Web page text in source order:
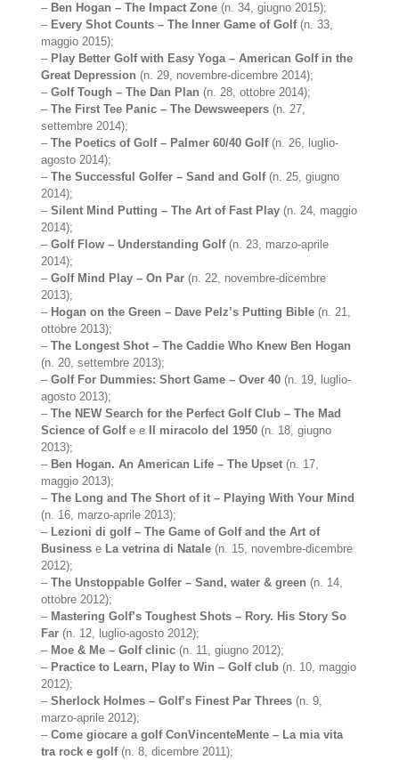
– Ben Hogan – The Impact Zone (n. 34, giugno 2015);
– Every Shot Counts – The Inner Game of Golf(n. 33,
maggio 2015);
– Play Better Golf with Easy Yoga – American Golf in the
Great Depression (n. 29, novembre-dicembre 2014);
–Golf Tough – The Dan Plan (n. 28, ottobre 2014);
–The First Tee Panic – The Dewsweepers (n. 27,
settembre 2014);
–The Poetics of Golf – Palmer 60/40 Golf(n. 26, luglio-
agosto 2014);
–The Successful Golfer – Sand and Golf(n. 25, giugno
2014);
–Silent Mind Putting – The Art of Fast Play (n. 24, maggio
2014);
–Golf Flow – Understanding Golf(n. 23, marzo-aprile
2014);
–Golf Mind Play – On Par (n. 22, novembre-dicembre
2013);
– Hogan on the Green – Dave Pelz’s Putting Bible (n. 21,
ottobre 2013);
–The Longest Shot – The Caddie Who Knew Ben Hogan
(n. 20, settembre 2013);
–Golf For Dummies: Short Game – Over 40 (n. 19, luglio-
agosto 2013);
–The NEW Search for the Perfect Golf Club – The Mad
Science of Golfe e Il miracolo del 1950 (n. 18, giugno
2013);
– Ben Hogan. An American Life – The Upset (n. 17,
maggio 2013);
–The Long and The Short of it – Playing With Your Mind
(n. 16, marzo-aprile 2013);
– Lezioni di golf – The Game of Golf and the Art of
Business e La vetrina di Natale (n. 15, novembre-dicembre
2012);
–The Unstoppable Golfer – Sand, water & green (n. 14,
ottobre 2012);
– Mastering Golf’s Toughest Shots – Rory. His Story So
Far (n. 12, luglio-agosto 2012);
– Moe & Me – Golf clinic (n. 11, giugno 2012);
– Practice to Learn, Play to Win – Golf club (n. 10, maggio
2012);
–Sherlock Holmes – Golf’s Finest Par Threes (n. 9,
marzo-aprile 2012);
–Come giocare a golf ConVincenteMente – La mia vita
tra rock e golf(n. 8, dicembre 2011);